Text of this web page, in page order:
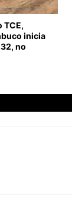
TCE,
inicia
no